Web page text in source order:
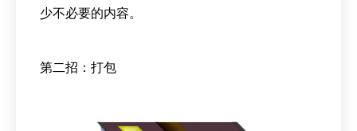
少不必要的内容。
第二招：打包